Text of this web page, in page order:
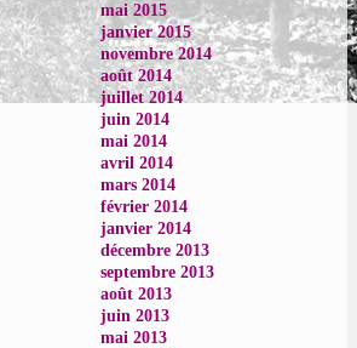
mai 2015
janvier 2015
novembre 2014
août 2014
juillet 2014
juin 2014
mai 2014
avril 2014
mars 2014
février 2014
janvier 2014
décembre 2013
septembre 2013
août 2013
juin 2013
mai 2013